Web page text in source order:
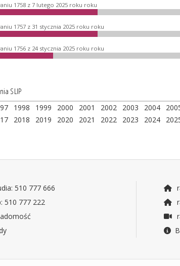
1758 z 7 lutego 2025 roku roku
1757 z 31 stycznia 2025 roku roku
1756 z 24 stycznia 2025 roku roku
SLIP
1998 1999 2000 2001 2002 2003 2004
2018 2019 2020 2021 2022 2023 2024
510 777 666
510 777 222